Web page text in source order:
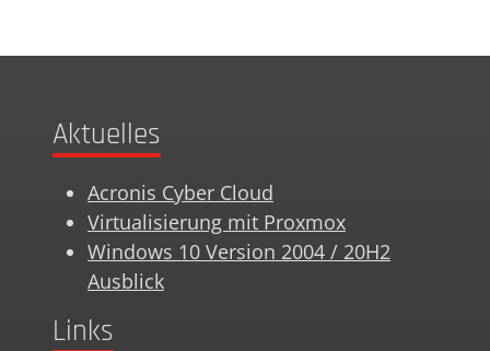
Aktuelles
Acronis Cyber Cloud
Virtualisierung mit Proxmox
Windows 10 Version 2004 / 20H2
Ausblick
Links